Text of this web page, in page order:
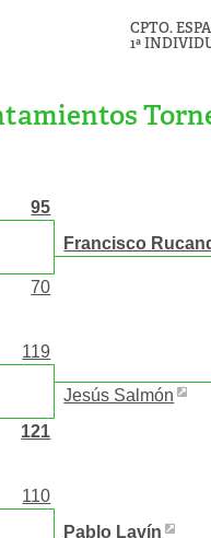
CPTO.
1ª
95
70
119
121
110
Francisco
Jesús Salmón
Pablo Lavín